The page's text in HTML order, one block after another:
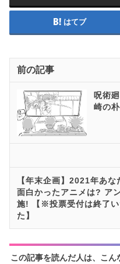
はてブ
前の記事
呪術
崎の
【年末企画】2021年あな
面白かったアニメは? ア
施! 【※投票受付は終了い
た】
この記事を読んだ人は、こん